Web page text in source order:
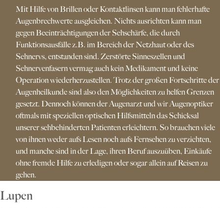
Mit Hilfe von Brillen oder Kontaktlinsen kann man fehlerhafte
Augenbrechwerte ausgleichen. Nichts ausrichten kann man
gegen Beeinträchtigungen der Sehschärfe, die durch
Funktionsausfälle z.B. im Bereich der Netzhaut oder des
Sehnervs, entstanden sind. Zerstörte Sinneszellen und
Sehnervenfasern vermag auch kein Medikament und keine
Operation wiederherzustellen. Trotz der großen Fortschritte der
Augenheilkunde sind also den Möglichkeiten zu helfen Grenzen
gesetzt. Dennoch können der Augenarzt und wir Augenoptiker
oftmals mit speziellen optischen Hilfsmitteln das Schicksal
unserer sehbehinderten Patienten erleichtern. So brauchen viele
von ihnen weder aufs Lesen noch aufs Fernsehen zu verzichten,
und manche sind in der Lage, ihren Beruf auszuüben, Einkäufe
ohne fremde Hilfe zu erledigen oder sogar allein auf Reisen zu
gehen.
Lupen